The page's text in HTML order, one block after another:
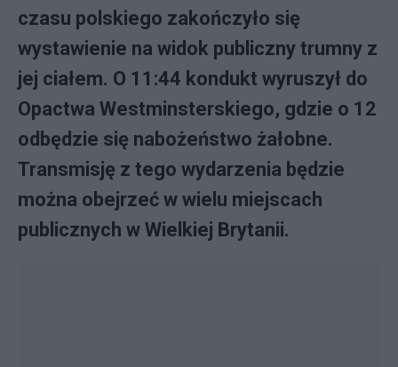
czasu polskiego zakończyło się
wystawienie na widok publiczny trumny z
jej ciałem. O 11:44 kondukt wyruszył do
Opactwa Westminsterskiego, gdzie o 12
odbędzie się nabożeństwo żałobne.
Transmisję z tego wydarzenia będzie
można obejrzeć w wielu miejscach
publicznych w Wielkiej Brytanii.